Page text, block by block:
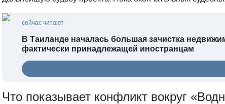
сейчас читают
В Таиланде началась большая зачистка недвижимости, оформленной на подставных тайцев, но
фактически принадлежащей иностранцам
Что показывает конфликт вокруг